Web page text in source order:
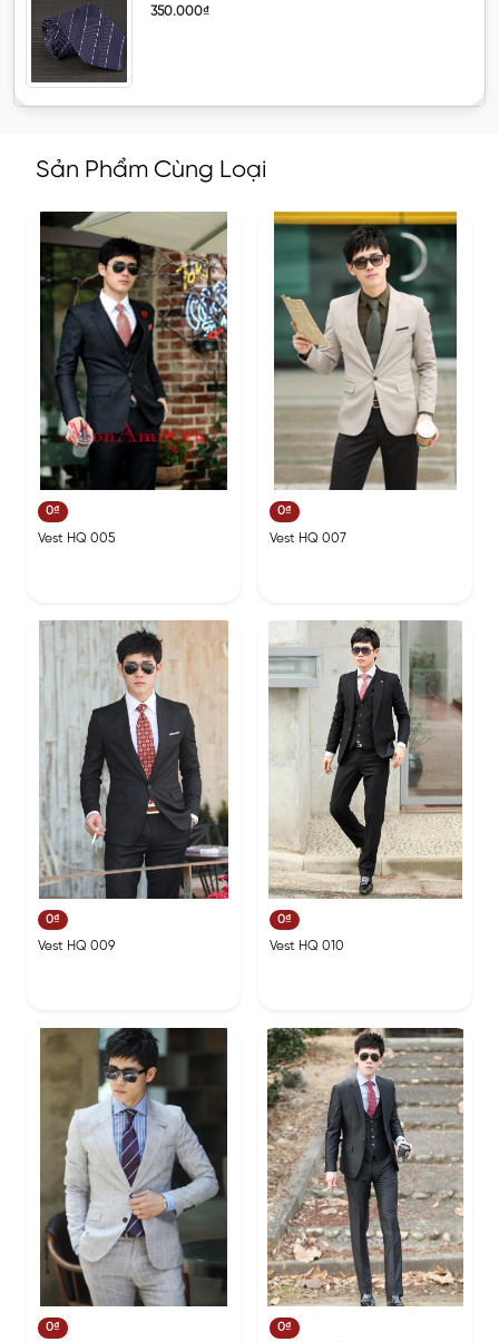
350.000₫
Sản Phẩm Cùng Loại
0₫
Vest HQ 005
0₫
Vest HQ 007
0₫
Vest HQ 009
0₫
Vest HQ 010
0₫ 0₫